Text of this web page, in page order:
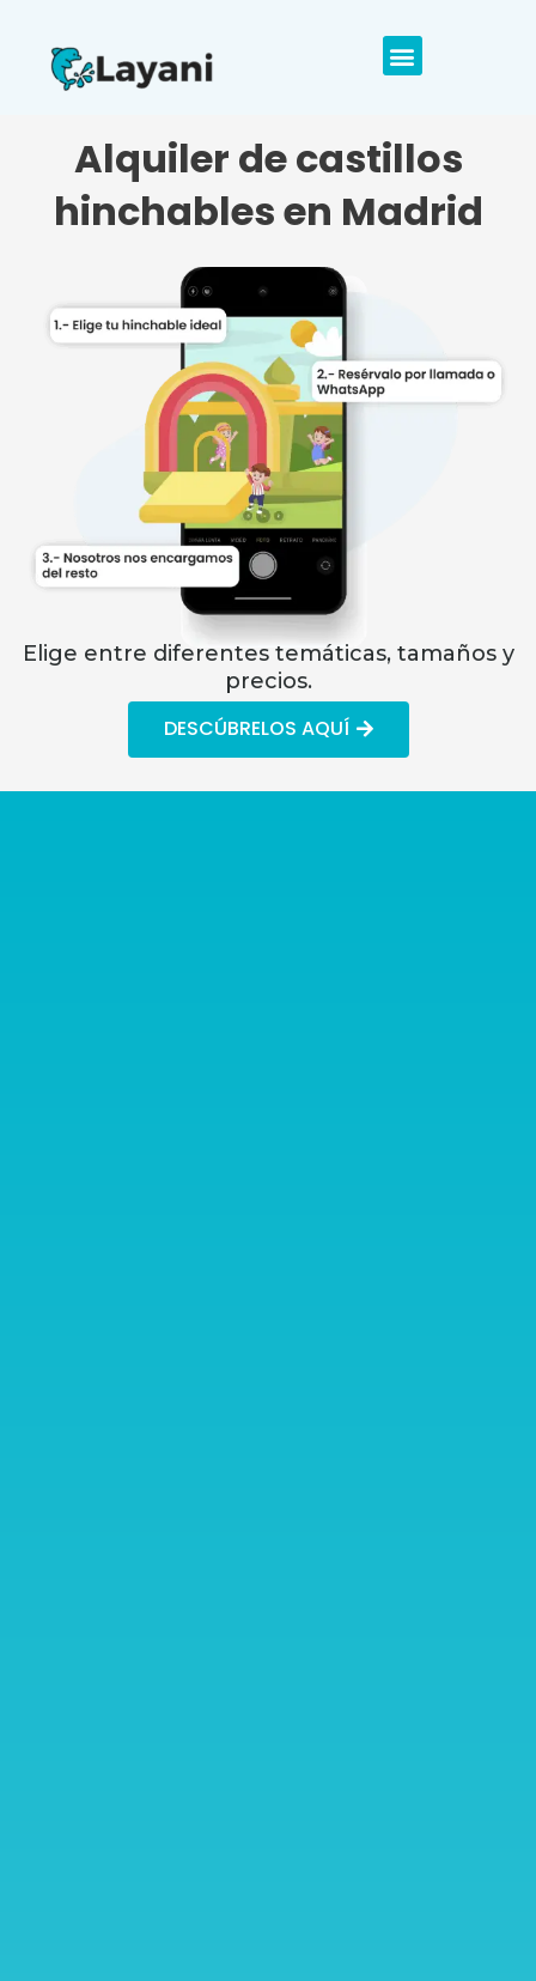
Alquiler de castillos
hinchables en Madrid
Elige entre diferentes temáticas, tamaños y
precios.
DESCÚBRELOS AQUÍ